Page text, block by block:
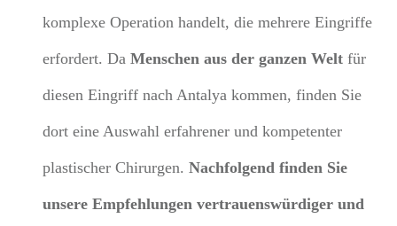
komplexe Operation handelt, die mehrere Eingriffe
erfordert. Da Menschen aus der ganzen Welt für
diesen Eingriff nach Antalya kommen, finden Sie
dort eine Auswahl erfahrener und kompetenter
plastischer Chirurgen. Nachfolgend finden Sie
unsere Empfehlungen vertrauenswürdiger und